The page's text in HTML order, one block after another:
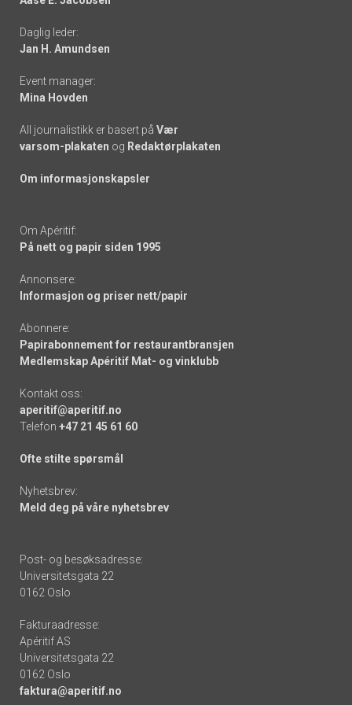
-
links
Daglig leder:
Jan H. Amundsen
Event manager:
Mina Hovden
All journalistikk er basert på Vær
varsom-plakaten og Redaktørplakaten
Om informasjonskapsler
Om Apéritif:
På nett og papir siden 1995
Annonsere:
Informasjon og priser nett/papir
Abonnere:
Papirabonnement for restaurantbransjen
Medlemskap Apéritif Mat- og vinklubb
Kontakt oss:
aperitif@aperitif.no
Telefon +47 21 45 61 60
Ofte stilte spørsmål
Nyhetsbrev:
Meld deg på våre nyhetsbrev
Post- og besøksadresse:
Universitetsgata 22
0162 Oslo
Fakturaadresse:
Apéritif AS
Universitetsgata 22
0162 Oslo
faktura@aperitif.no